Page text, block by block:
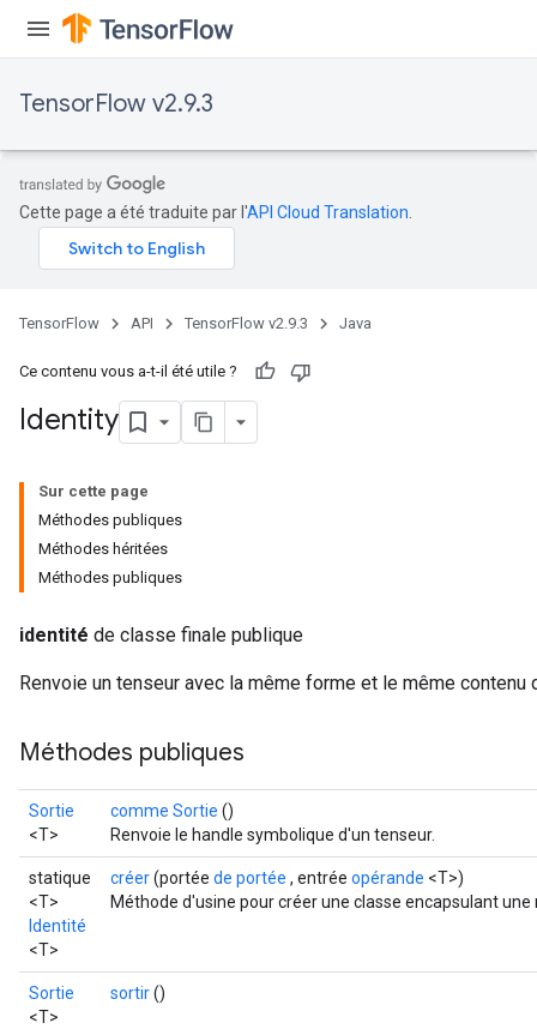
TensorFlow v2.9.3
Cette page a été traduite par l'API Cloud Translation
TensorFlow API TensorFlow v2.9.3 Java
Ce contenu vous a-t-il été utile ?
Identity
Sur cette page
Méthodes publiques
Méthodes héritées
Méthodes publiques
identité de classe finale publique
Renvoie un tenseur avec la même forme et le même contenu
Méthodes publiques
Sortie
<T>
comme Sortie ()
Renvoie le handle symbolique d'un tenseur.
statique
<T>
Identité
<T>
créer(portée de portée , entrée opérande <T>)
Méthode d'usine pour créer une classe encapsulant
Sortie
<T>
sortir()